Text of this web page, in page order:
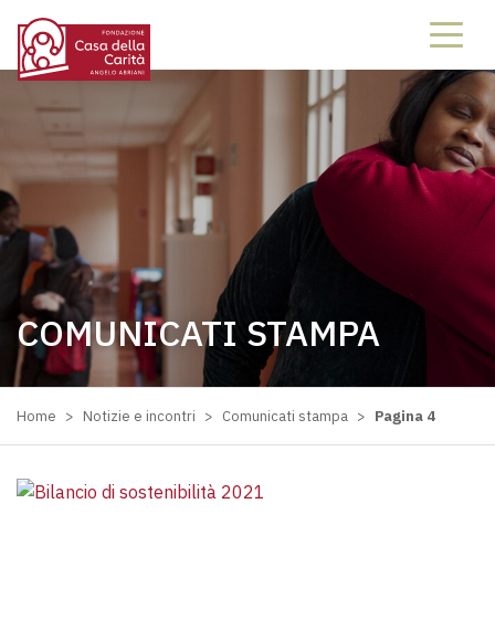
COMUNICATI STAMPA
Home > Notizie e incontri > Comunicati stampa > Pagina 4